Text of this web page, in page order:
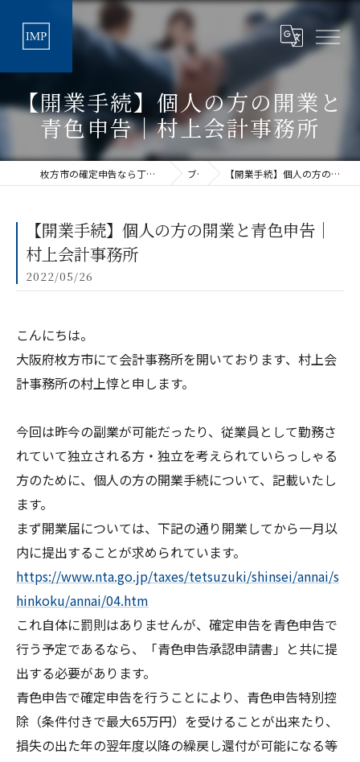
【開業手続】個人の方の開業と
青色申告｜村上会計事務所
枚方市の確定申告なら丁寧な税理士法人アイムパートナーズ ブログ 【開業手続】個人の方の開業と青色申告｜村上会計事務所
【開業手続】個人の方の開業と青色申告｜
村上会計事務所
2022/05/26
こんにちは。
大阪府枚方市にて会計事務所を開いております、村上会
計事務所の村上惇と申します。
今回は昨今の副業が可能だったり、従業員として勤務さ
れていて独立される方・独立を考えられていらっしゃる
方のために、個人の方の開業手続について、記載いたし
ます。
まず開業届については、下記の通り開業してから一月以
内に提出することが求められています。
https://www.nta.go.jp/taxes/tetsuzuki/shinsei/annai/s
hinkoku/annai/04.htm
これ自体に罰則はありませんが、確定申告を青色申告で
行う予定であるなら、「青色申告承認申請書」と共に提
出する必要があります。
青色申告で確定申告を行うことにより、青色申告特別控
除（条件付きで最大65万円）を受けることが出来たり、
損失の出た年の翌年度以降の繰戻し還付が可能になる等